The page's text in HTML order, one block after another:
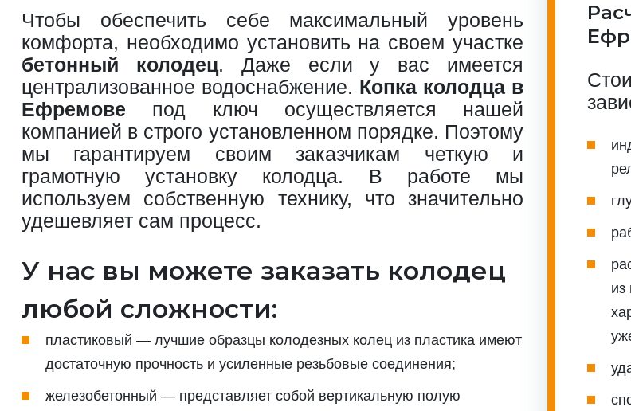
Чтобы обеспечить себе максимальный уровень
комфорта, необходимо установить на своем участке
бетонный колодец. Даже если у вас имеется
централизованное водоснабжение. Копка колодца в
Ефремове под ключ осуществляется нашей
компанией в строго установленном порядке. Поэтому
мы гарантируем своим заказчикам четкую и
грамотную установку колодца. В работе мы
используем собственную технику, что значительно
удешевляет сам процесс.
У нас вы можете заказать колодец
любой сложности:
пластиковый — лучшие образцы колодезных колец из пластика имеют
достаточную прочность и усиленные резьбовые соединения;
железобетонный — представляет собой вертикальную полую
из